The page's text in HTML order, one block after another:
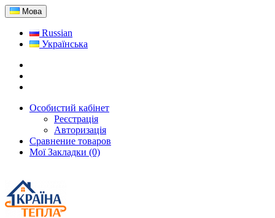
Мова
Russian
Українська
Особистий кабінет
Реєстрація
Авторизація
Сравнение товаров
Мої Закладки (0)